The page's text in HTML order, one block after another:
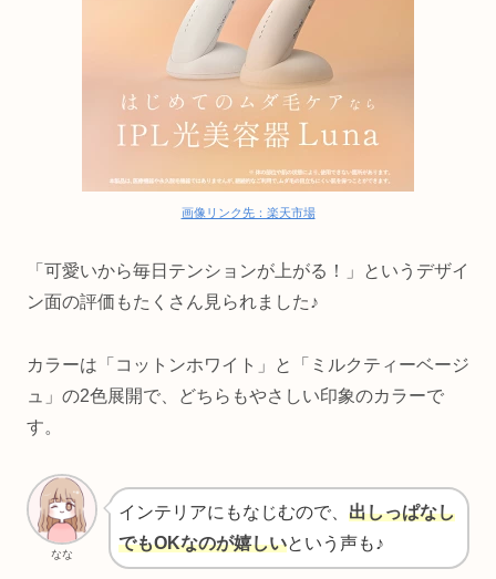
画像リンク先：楽天市場
「可愛いから毎日テンションが上がる！」というデザイ
ン面の評価もたくさん見られました♪
カラーは「コットンホワイト」と「ミルクティーベージ
ュ」の2色展開で、どちらもやさしい印象のカラーで
す。
なな
インテリアにもなじむので、 出しっぱなし
でもOKなのが嬉しいという声も♪